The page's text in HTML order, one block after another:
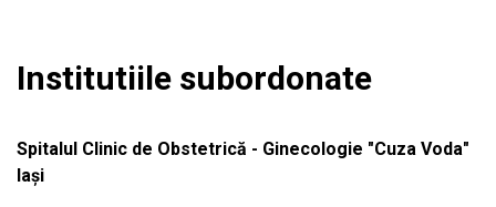
Institutiile subordonate
Spitalul Clinic de Obstetrică - Ginecologie "Cuza Voda"
Iași